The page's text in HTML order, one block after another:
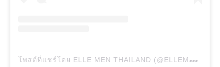
โ
พสต์ที่แชร์โดย ELLE MEN THAILAND (@ELLEMENTHAILAND)